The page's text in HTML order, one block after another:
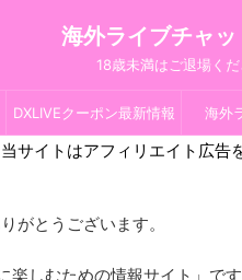
海外ライブチャ
18歳未満はご退場く
DXLIVEクーポン最新情報 海外
当サイトはアフィリエイト広告
がとうございます。
しむための情報サイト」です